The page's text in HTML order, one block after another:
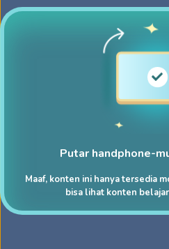
Putar handphone-
Maaf, konten ini hanya tersedia
bisa lihat konten